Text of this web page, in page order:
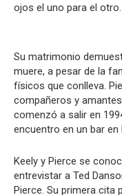
ojos el uno para el otro.
Su matrimonio
muere, a pesar de la
físicos que conlleva.
compañeros y
comenzó a salir en
encuentro en un bar en
Keely y Pierce se
entrevistar a Ted
Pierce. Su primera cita